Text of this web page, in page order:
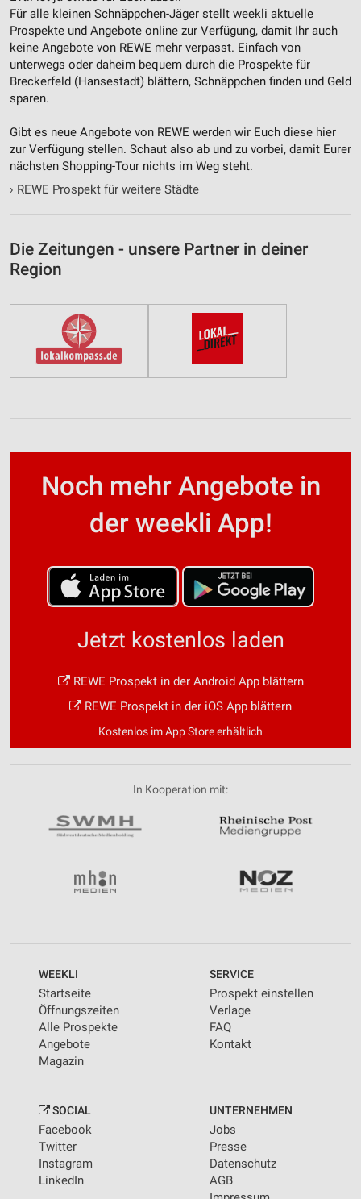
Für alle kleinen Schnäppchen-Jäger stellt weekli aktuelle
Prospekte und Angebote online zur Verfügung, damit Ihr auch
keine Angebote von REWE mehr verpasst. Einfach von
unterwegs oder daheim bequem durch die Prospekte für
Breckerfeld (Hansestadt) blättern, Schnäppchen finden und Geld
sparen.
Gibt es neue Angebote von REWE werden wir Euch diese hier
zur Verfügung stellen. Schaut also ab und zu vorbei, damit Eurer
nächsten Shopping-Tour nichts im Weg steht.
› REWE Prospekt für weitere Städte
Die Zeitungen - unsere Partner in deiner
Region
Noch mehr Angebote in
der weekli App!
Jetzt kostenlos laden
REWE Prospekt in der Android App blättern
REWE Prospekt in der iOS App blättern
Kostenlos im App Store erhältlich
In Kooperation mit:
WEEKLI
Startseite
Öffnungszeiten
Alle Prospekte
Angebote
Magazin
SERVICE
Prospekt einstellen
Verlage
FAQ
Kontakt
SOCIAL
Facebook
Twitter
Instagram
LinkedIn
UNTERNEHMEN
Jobs
Presse
Datenschutz
AGB